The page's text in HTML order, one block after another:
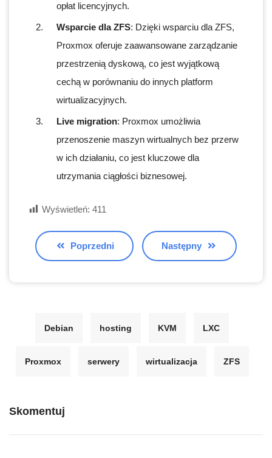
opłat licencyjnych.
Wsparcie dla ZFS: Dzięki wsparciu dla ZFS,
Proxmox oferuje zaawansowane zarządzanie
przestrzenią dyskową, co jest wyjątkową
cechą w porównaniu do innych platform
wirtualizacyjnych.
Live migration: Proxmox umożliwia
przenoszenie maszyn wirtualnych bez przerw
w ich działaniu, co jest kluczowe dla
utrzymania ciągłości biznesowej.
Wyświetleń: 411
Poprzedni Następny
Debian hosting KVM LXC
Proxmox serwery wirtualizacja ZFS
Skomentuj